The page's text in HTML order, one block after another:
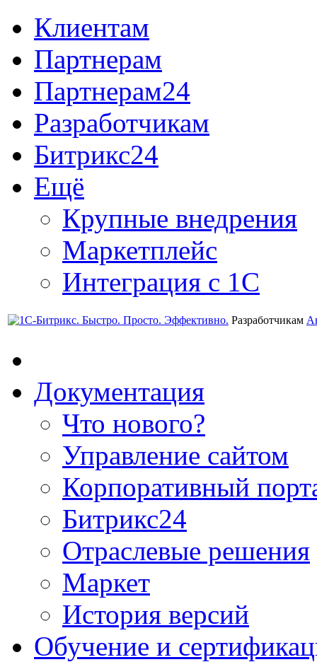
Клиентам
Партнерам
Партнерам24
Разработчикам
Битрикс24
Ещё
Крупные внедрения
Маркетплейс
Интеграция с 1С
Разработчикам
Документация
Что нового?
Управление сайтом
Корпоративный
Битрикс24
Отраслевые решения
Маркет
История версий
Обучение и